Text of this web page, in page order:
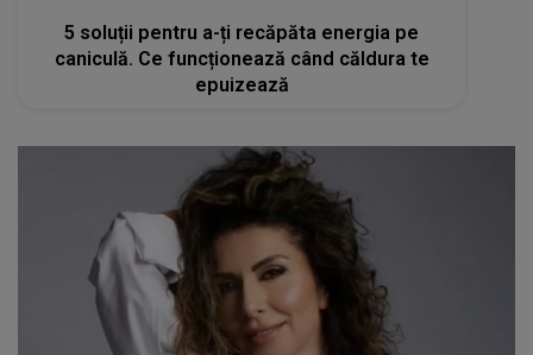
5 soluții pentru a-ți recăpăta energia pe
caniculă. Ce funcționează când căldura te
epuizează